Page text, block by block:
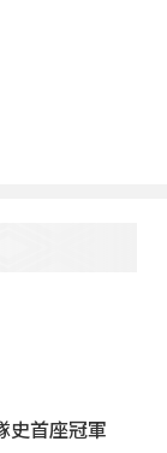
史首座冠軍